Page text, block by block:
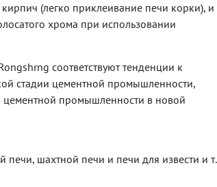
(легко приклеивание печи корки), и
хрома при использовании
соответствуют тенденции к
стадии цементной промышленности,
промышленности в новой
шахтной печи и печи для извести и т.